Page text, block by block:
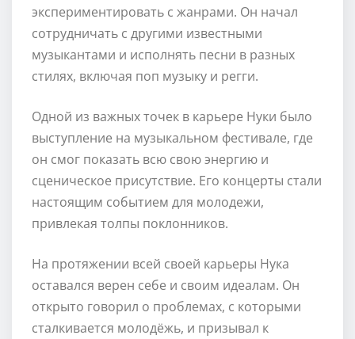
экспериментировать с жанрами. Он начал
сотрудничать с другими известными
музыкантами и исполнять песни в разных
стилях, включая поп музыку и регги.
Одной из важных точек в карьере Нуки было
выступление на музыкальном фестивале, где
он смог показать всю свою энергию и
сценическое присутствие. Его концерты стали
настоящим событием для молодежи,
привлекая толпы поклонников.
На протяжении всей своей карьеры Нука
оставался верен себе и своим идеалам. Он
открыто говорил о проблемах, с которыми
сталкивается молодёжь, и призывал к